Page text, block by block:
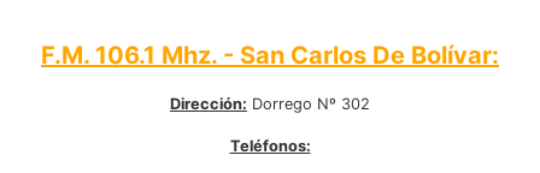
F.M. 106.1 Mhz. - San Carlos De Bolívar:
Dirección: Dorrego Nº 302
Teléfonos: